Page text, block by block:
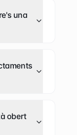
una
obert